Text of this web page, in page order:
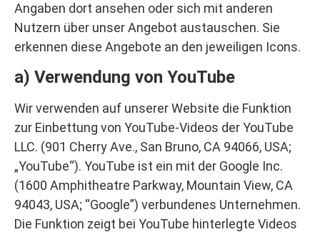
Angaben dort ansehen oder sich mit anderen
Nutzern über unser Angebot austauschen. Sie
erkennen diese Angebote an den jeweiligen Icons.
a) Verwendung von YouTube
Wir verwenden auf unserer Website die Funktion
zur Einbettung von YouTube-Videos der YouTube
LLC. (901 Cherry Ave., San Bruno, CA 94066, USA;
„YouTube“). YouTube ist ein mit der Google Inc.
(1600 Amphitheatre Parkway, Mountain View, CA
94043, USA; “Google”) verbundenes Unternehmen.
Die Funktion zeigt bei YouTube hinterlegte Videos